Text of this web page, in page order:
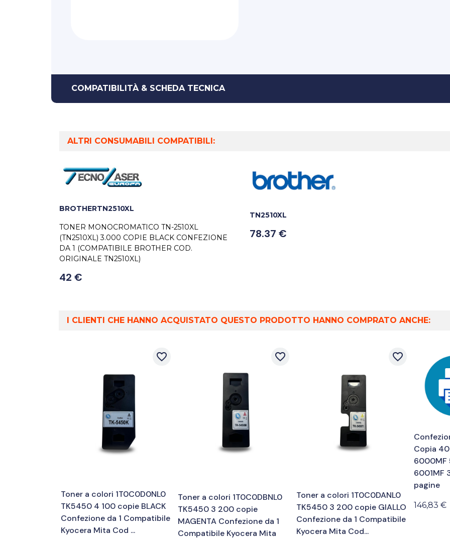
COMPATIBILITÀ & SCHEDA TECNICA
ALTRI CONSUMABILI COMPATIBILI:
BROTHERTN2510XL
TONER MONOCROMATICO TN-2510XL
(TN2510XL) 3.000 COPIE BLACK CONFEZIONE
DA 1 (COMPATIBILE BROTHER COD.
ORIGINALE TN2510XL)
42 €
TN2510XL
78.37 €
I CLIENTI CHE HANNO ACQUISTATO QUESTO PRODOTTO HANNO COMPRATO ANCHE:
favorite_border
Toner a colori 1T0C0D0NL0
TK5450 4 100 copie BLACK
Confezione da 1 Compatibile
Kyocera Mita Cod ...
favorite_border
Toner a colori 1T0C0DBNL0
TK5450 3 200 copie
MAGENTA Confezione da 1
Compatibile Kyocera Mita
favorite_border
Toner a colori 1T0C0DANL0
TK5450 3 200 copie GIALLO
Confezione da 1 Compatibile
Kyocera Mita Cod...
Copia
6000MF
6001MF
pagine
146,83 €